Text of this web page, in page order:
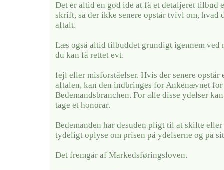
Det er altid en god ide at få et detaljeret tilbud
skrift, så der ikke senere opstår tvivl om, hvad
aftalt.
Læs også altid tilbuddet grundigt igennem ved
du kan få rettet evt.
fejl eller misforståelser. Hvis der senere opstår
aftalen, kan den indbringes for Ankenævnet for
Bedemandsbranchen. For alle disse ydelser
tage et honorar.
Bedemanden har desuden pligt til at skilte eller
tydeligt oplyse om prisen på ydelserne og på
Det fremgår af Markedsføringsloven.